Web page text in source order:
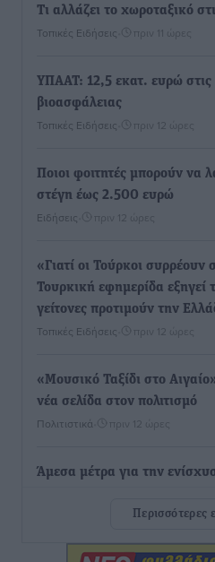
Τι αλλάζει το χωροταξικό
Τοπικές Ειδήσεις πριν 11 ώρες
ΥΠΑΑΤ: 12,5 εκατ. ευρώ στις
βιοασφάλειας
Τοπικές Ειδήσεις πριν 12 ώρες
Ποιοι φοιτητές μπορούν να
στέγη έως 2.500 ευρώ
Ειδήσεις πριν 12 ώρες
«Γιατί οι Τούρκοι συρρέουν
Τουρκική εφημερίδα εξηγεί
γείτονες προτιμούν την
Τοπικές Ειδήσεις πριν 12 ώρες
«Μουσικό Ταξίδι στο
νέα σελίδα στον πολιτισμό
Πολιτιστικά πριν 12 ώρες
Άμεσα μέτρα για την
ανακοίνωσε ο Άδωνις
Περισσότερες